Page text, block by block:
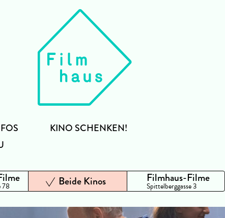
KINO SCHENKEN!
78 Beide Kinos Filmhaus-Filme
Spittelberggasse 3